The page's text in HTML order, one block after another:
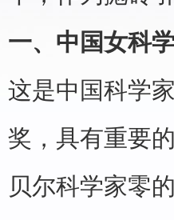
一、中国女科
这是中国科学
奖，具有重要
贝尔科学家零